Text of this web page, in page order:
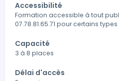
Accessibilité
Formation accessible à tout
07.78.81.65.71 pour certains
Capacité
3 à 8 places
Délai d'accès